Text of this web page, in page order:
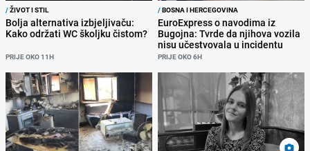
/ŽIVOT I STIL
Bolja alternativa izbjeljivaču:
Kako održati WC školjku čistom?
PRIJE OKO 11H
/BOSNA I HERCEGOVINA
EuroExpress o navodima iz
Bugojna: Tvrde da njihova vozila
nisu učestvovala u incidentu
PRIJE OKO 6H